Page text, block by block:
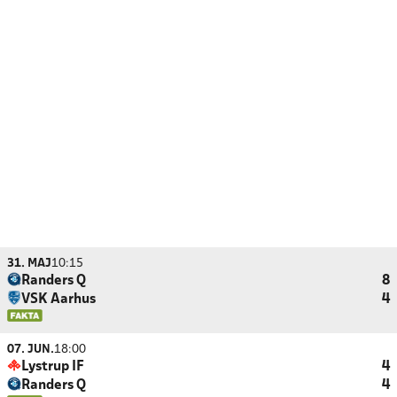
31. MAJ10:15
Randers Q
8
VSK Aarhus
4
07. JUN.18:00
Lystrup IF
4
Randers Q
4